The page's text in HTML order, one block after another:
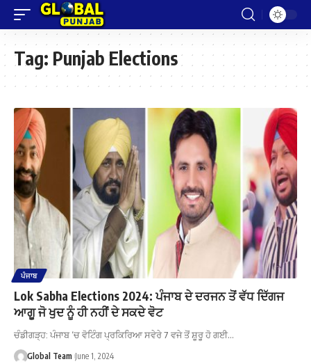
Tag: Punjab Elections
ਪੰਜਾਬ
Lok Sabha Elections 2024: ਪੰਜਾਬ ਦੇ ਦਰਜਨ ਤੋਂ ਵੱਧ ਦਿੱਗਜ
ਆਗੂ ਜੋ ਖੁਦ ਨੂੰ ਹੀ ਨਹੀਂ ਦੇ ਸਕਦੇ ਵੋਟ
ਚੰਡੀਗੜ੍ਹ: ਪੰਜਾਬ ‘ਚ ਵੋਟਿੰਗ ਪ੍ਰਕਿਰਿਆ ਸਵੇਰੇ 7 ਵਜੇ ਤੋਂ ਸ਼ੂਰੂ ਹੋ ਗਈ…
Global Team June 1, 2024